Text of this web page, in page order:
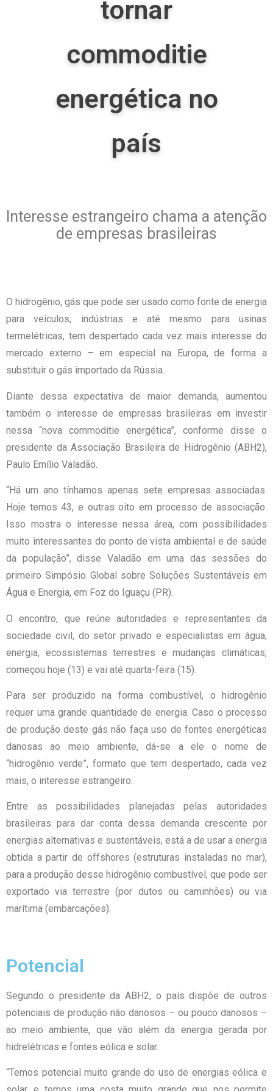
tornar
commoditie
energética no
país
Interesse estrangeiro chama a atenção
de empresas brasileiras
O hidrogênio, gás que pode ser usado como fonte de energia
para veículos, indústrias e até mesmo para usinas
termelétricas, tem despertado cada vez mais interesse do
mercado externo – em especial na Europa, de forma a
substituir o gás importado da Rússia.
Diante dessa expectativa de maior demanda, aumentou
também o interesse de empresas brasileiras em investir
nessa “nova commoditie energética”, conforme disse o
presidente da Associação Brasileira de Hidrogênio (ABH2),
Paulo Emílio Valadão.
“Há um ano tínhamos apenas sete empresas associadas.
Hoje temos 43, e outras oito em processo de associação.
Isso mostra o interesse nessa área, com possibilidades
muito interessantes do ponto de vista ambiental e de saúde
da população”, disse Valadão em uma das sessões do
primeiro Simpósio Global sobre Soluções Sustentáveis em
Água e Energia, em Foz do Iguaçu (PR).
O encontro, que reúne autoridades e representantes da
sociedade civil, do setor privado e especialistas em água,
energia, ecossistemas terrestres e mudanças climáticas,
começou hoje (13) e vai até quarta-feira (15).
Para ser produzido na forma combustível, o hidrogênio
requer uma grande quantidade de energia. Caso o processo
de produção deste gás não faça uso de fontes energéticas
danosas ao meio ambiente, dá-se a ele o nome de
“hidrogênio verde”, formato que tem despertado, cada vez
mais, o interesse estrangeiro.
Entre as possibilidades planejadas pelas autoridades
brasileiras para dar conta dessa demanda crescente por
energias alternativas e sustentáveis, está a de usar a energia
obtida a partir de offshores (estruturas instaladas no mar),
para a produção desse hidrogênio combustível, que pode ser
exportado via terrestre (por dutos ou caminhões) ou via
marítima (embarcações).
Potencial
Segundo o presidente da ABH2, o país dispõe de outros
potenciais de produção não danosos – ou pouco danosos –
ao meio ambiente, que vão além da energia gerada por
hidrelétricas e fontes eólica e solar.
“Temos potencial muito grande do uso de energias eólica e